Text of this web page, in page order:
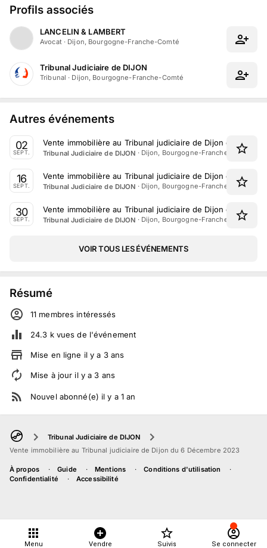
Profils associés
LANCELIN & LAMBERT
Avocat· Dijon, Bourgogne-Franche-Comté
Tribunal Judiciaire de DIJON
Tribunal · Dijon, Bourgogne-Franche-Comté
Autres événements
02
SEPT.
Vente immobilière au Tribunal judiciaire de Dijon du 2
Tribunal Judiciaire de DIJON · Dijon, Bourgogne-Franche-Comté
16
SEPT.
Vente immobilière au Tribunal judiciaire de Dijon du 16
Tribunal Judiciaire de DIJON · Dijon, Bourgogne-Franche-Comté
30
SEPT.
Vente immobilière au Tribunal judiciaire de Dijon du 30
Tribunal Judiciaire de DIJON · Dijon, Bourgogne-Franche-Comté
VOIR TOUS LES ÉVÉNEMENTS
Résumé
11 membres intéressés
24.3 kvues de l'événement
Mise en ligne il y a 3 ans
Mise à jour il y a 3 ans
Nouvel abonné(e) il y a 1 an
Tribunal Judiciaire de DIJON
Vente immobilière au Tribunal judiciaire de Dijon du 6 Décembre 2023
À propos Guide Mentions
Conditions d'utilisation
Confidentialité
Accessibilité
Menu Vendre Suivis Se connecter